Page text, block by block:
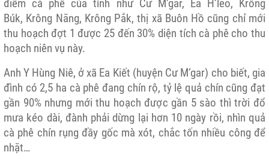
điểm cà phê của tỉnh như Cư M’gar, Ea H’leo, Krông
Búk, Krông Năng, Krông Pắk, thị xã Buôn Hồ cũng chỉ mới
thu hoạch đợt 1 được 25 đến 30% diện tích cà phê cho thu
hoạch niên vụ này.
Anh Y Hùng Niê, ở xã Ea Kiết (huyện Cư M’gar) cho biết, gia
đình có 2,5 ha cà phê đang chín rộ, tỷ lệ quả chín cũng đạt
gần 90% nhưng mới thu hoạch được gần 5 sào thì trời đổ
mưa kéo dài, đành phải dừng lại hơn 10 ngày rồi, nhìn quả
cà phê chín rụng đầy gốc mà xót, chắc tốn nhiều công để
nhặt…